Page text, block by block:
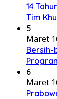
14
Tim
5
Maret
Bersih-
6
Maret